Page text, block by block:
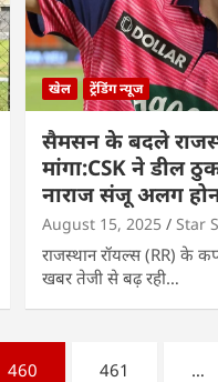
खेल ट्रेंडिंग न्यूज
सैमसन के बदले
मांगा:CSK ने डील
नाराज संजू अलग
August 15, 2025 Star
राजस्थान रॉयल्स (RR) के
खबर तेजी से बढ़ रही…
460 461 …